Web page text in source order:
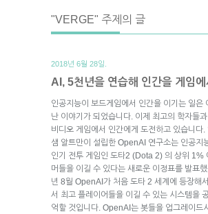
"VERGE" 주제의 글
2018년 6월 28일.
AI, 5천년을 연습해 인간을 게임
인공지능이 보드게임에서 인간을 이기는 일은
난 이야기가 되었습니다. 이제 최고의 학자들
비디오 게임에서 인간에게 도전하고 있습니다.
샘 알트만이 설립한 OpenAI 연구소는 인공지
인기 전투 게임인 도타2 (Dota 2) 의 상위 1%
머들을 이길 수 있다는 새로운 이정표를 발표
년 8월 OpenAI가 처음 도타 2 세계에 등장해
서 최고 플레이어들을 이길 수 있는 시스템을
억할 것입니다. OpenAI는 봇들을 업그레이드